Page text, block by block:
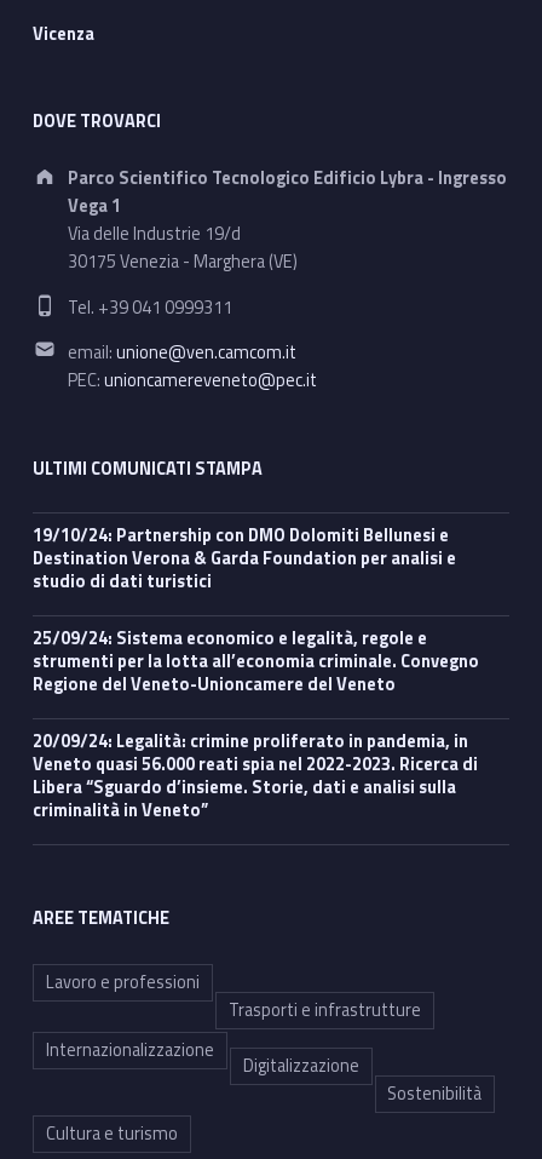
Vicenza
DOVE TROVARCI
Address:
Parco Scientifico Tecnologico Edificio Lybra - Ingresso
Vega 1
Via delle Industrie 19/d
30175 Venezia - Marghera (VE)
Phone number:
Tel. +39 041 0999311
Email address:
email:unione@ven.camcom.it
PEC:unioncamereveneto@pec.it
ULTIMI COMUNICATI STAMPA
19/10/24: Partnership con DMO Dolomiti Bellunesi e
Destination Verona & Garda Foundation per analisi e
studio di dati turistici
25/09/24: Sistema economico e legalità, regole e
strumenti per la lotta all’economia criminale. Convegno
Regione del Veneto-Unioncamere del Veneto
20/09/24: Legalità: crimine proliferato in pandemia, in
Veneto quasi 56.000 reati spia nel 2022-2023. Ricerca di
Libera “Sguardo d’insieme. Storie, dati e analisi sulla
criminalità in Veneto”
AREE TEMATICHE
Lavoro e professioni
Trasporti e infrastrutture
Internazionalizzazione
Digitalizzazione
Sostenibilità
Cultura e turismo